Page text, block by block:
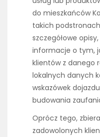
do mieszkańców
takich
szczegółowe
informacje o tym,
klientów z danego
lokalnych danych
wskazówek
budowania
Oprócz tego,
zadowolonych